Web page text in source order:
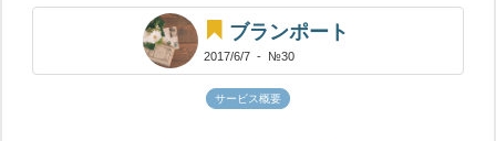
ブランポート
2017/6/7 - №30
サービス概要